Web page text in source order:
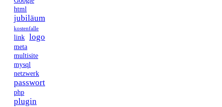
html
jubiläum
kostenfalle
link logo
meta
multisite
mysql
netzwerk
passwort
php
plugin